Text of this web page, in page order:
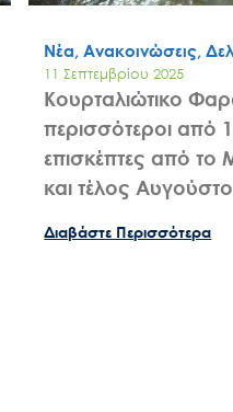
Search
for:
Νέα, Ανακοινώσεις,
11 Σεπτεμβρίου 2025
Κουρταλιώτικο
περισσότεροι από
επισκέπτες από το
και τέλος
Διαβάστε Περισσότερα